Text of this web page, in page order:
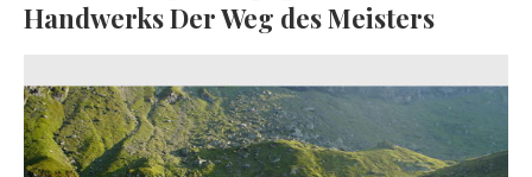
Handwerks Der Weg des Meisters